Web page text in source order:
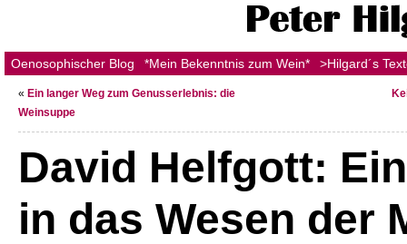
Oenosophischer Blog *Mein Bekenntnis zum Wein* >Hilgard´s
« Ein langer Weg zum Genusserlebnis: die
Weinsuppe
David Helfgott:
in das Wesen der